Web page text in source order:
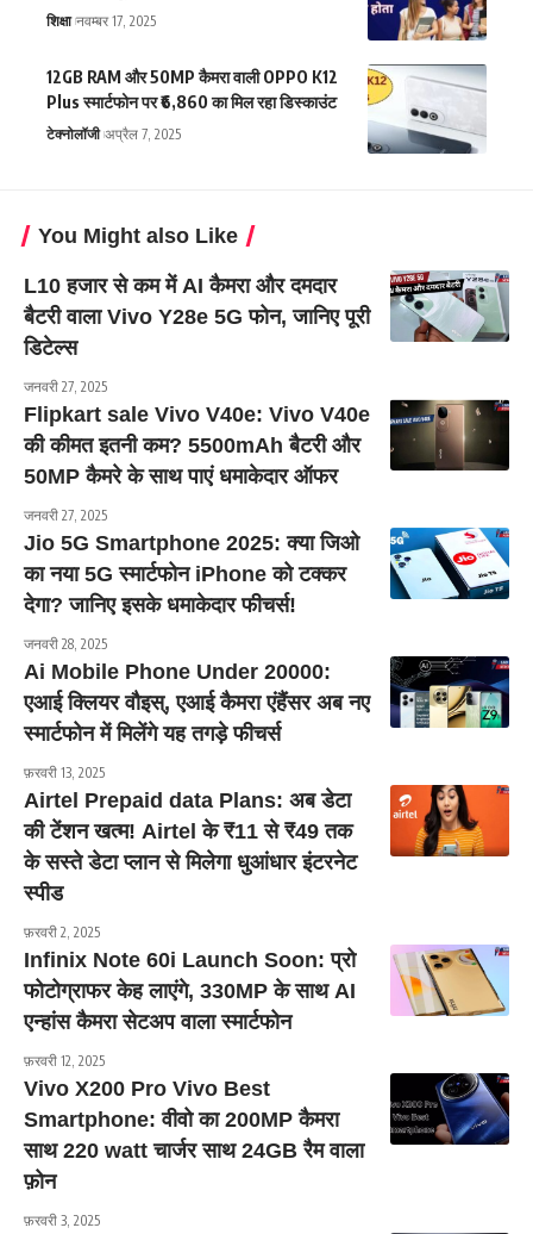
शिक्षा नवम्बर 17, 2025
12GB RAM और 50MP कैमरा वाली OPPO K12
Plus स्मार्टफोन पर ₹6,860 का मिल रहा डिस्काउंट
टेक्नोलॉजी अप्रैल 7, 2025
You Might also Like
L10 हजार से कम में AI कैमरा और दमदार
बैटरी वाला Vivo Y28e 5G फोन, जानिए पूरी
डिटेल्स
जनवरी 27, 2025
Flipkart sale Vivo V40e: Vivo V40e
की कीमत इतनी कम? 5500mAh बैटरी और
50MP कैमरे के साथ पाएं धमाकेदार ऑफर
जनवरी 27, 2025
Jio 5G Smartphone 2025: क्या जिओ
का नया 5G स्मार्टफोन iPhone को टक्कर
देगा? जानिए इसके धमाकेदार फीचर्स!
जनवरी 28, 2025
Ai Mobile Phone Under 20000:
एआई क्लियर वौइस्, एआई कैमरा एंहैंसर अब नए
स्मार्टफोन में मिलेंगे यह तगड़े फीचर्स
फ़रवरी 13, 2025
Airtel Prepaid data Plans: अब डेटा
की टेंशन खत्म! Airtel के ₹11 से ₹49 तक
के सस्ते डेटा प्लान से मिलेगा धुआंधार इंटरनेट
स्पीड
फ़रवरी 2, 2025
Infinix Note 60i Launch Soon: प्रो
फोटोग्राफर केह लाएंगे, 330MP के साथ AI
एन्हांस कैमरा सेटअप वाला स्मार्टफोन
फ़रवरी 12, 2025
Vivo X200 Pro Vivo Best
Smartphone: वीवो का 200MP कैमरा
साथ 220 watt चार्जर साथ 24GB रैम वाला
फ़ोन
फ़रवरी 3, 2025